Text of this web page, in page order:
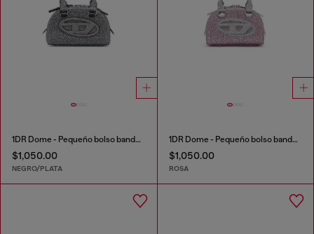
1DR Dome - Pequeño bolso bandolera en crystal Lurex
$1,050.00
NEGRO/PLATA
1DR Dome - Pequeño bolso bandolera en crystal Lurex
$1,050.00
ROSA